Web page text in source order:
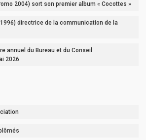
2004) sort son premier album « Cocottes »
directrice de la communication de la
annuel du Bureau et du Conseil
2026